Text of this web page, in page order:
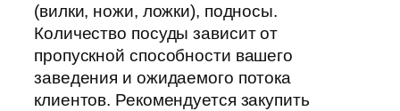
(вилки, ножи, ложки), подносы.
Количество посуды зависит от
пропускной способности вашего
заведения и ожидаемого потока
клиентов. Рекомендуется закупить